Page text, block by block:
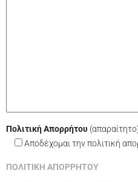
Πολιτική Απορρήτου
Aποδέχομαι την πολιτική
ΠΟΛΙΤΙΚΗ ΑΠΟΡΡΗΤΟΥ